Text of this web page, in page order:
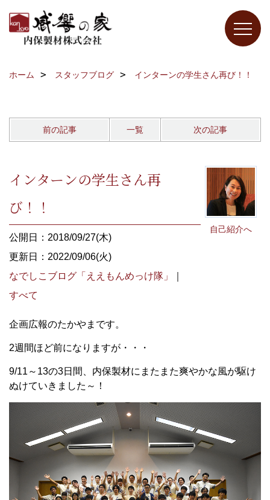
ホーム スタッフブログ インターンの学生さん再び！！
前の記事 一覧 次の記事
自己紹介へ
インターンの学生さん再
び！！
公開日：2018/09/27(木)
更新日：2022/09/06(火)
なでしこブログ「ええもんめっけ隊」
すべて
企画広報のたかやまです。
2週間ほど前になりますが・・・
9/11～13の3日間、内保製材にまたまた爽やかな風が駆け
ぬけていきました～！